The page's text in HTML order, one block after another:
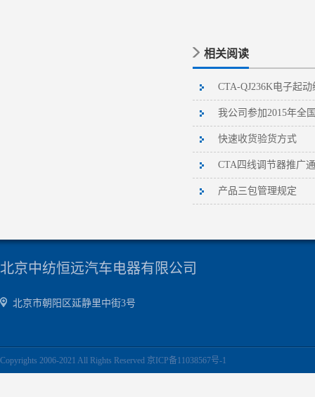
相关阅读
CTA-QJ236K电子起
我公司参加2015年全
暨全国汽车配件采购
快速收货验货方式
CTA四线调节器推广
产品三包管理规定
北京中纺恒远汽车电器有限公司
北京市朝阳区延静里中街3号
Copyrights 2006-2021 All Rights Reserved 京ICP备11038567号-1